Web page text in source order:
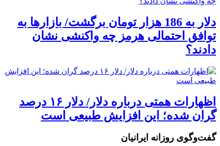
دلار به 186 هزار تومان برگشت/ بازارها به
توافق احتمالی هرمز چه واکنشی نشان
دادند؟
اظهارات همتی درباره دلار/ دلار ۱۶ درصد
گران شده؛ این افزایش طبیعی است
گفت‌وگوی روزانه ایرانیان